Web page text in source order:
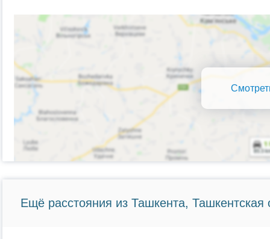
Ещё расстояния из Ташкента, Ташкентская